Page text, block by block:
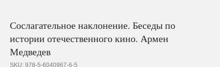
Сослагательное наклонение. Беседы по
истории отечественного кино. Армен
Медведев
SKU: 978-5-6040967-6-5